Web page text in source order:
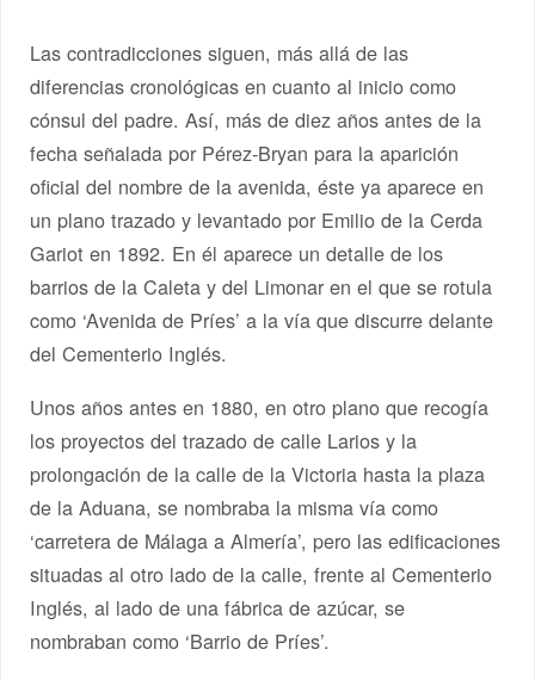
Las contradicciones siguen, más allá de las
diferencias cronológicas en cuanto al inicio como
cónsul del padre. Así, más de diez años antes de la
fecha señalada por Pérez-Bryan para la aparición
oficial del nombre de la avenida, éste ya aparece en
un plano trazado y levantado por Emilio de la Cerda
Gariot en 1892. En él aparece un detalle de los
barrios de la Caleta y del Limonar en el que se rotula
como ‘Avenida de Príes’ a la vía que discurre delante
del Cementerio Inglés.
Unos años antes en 1880, en otro plano que recogía
los proyectos del trazado de calle Larios y la
prolongación de la calle de la Victoria hasta la plaza
de la Aduana, se nombraba la misma vía como
‘carretera de Málaga a Almería’, pero las edificaciones
situadas al otro lado de la calle, frente al Cementerio
Inglés, al lado de una fábrica de azúcar, se
nombraban como ‘Barrio de Príes’.